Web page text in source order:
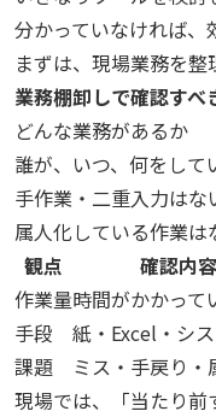
分かっていなければ、
まずは、現場業務を整
業務棚卸しで確認すべ
どんな業務があるか
誰が、いつ、何をして
手作業・二重入力はな
属人化している作業は
観点
確認内容
作業量時間がかかって
手段
紙・Excel・シ
課題
ミス・手戻り・
現場では、「当たり